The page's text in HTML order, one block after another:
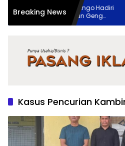
Breaking News
Bungo Hadiri
Liar dan Geng
Kasus Pencurian